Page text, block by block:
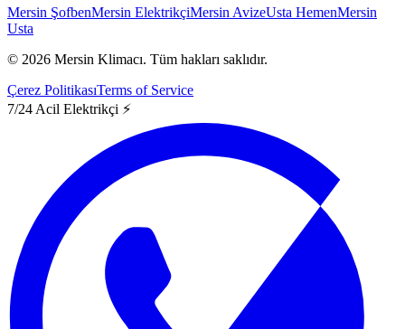
Mersin ŞofbenMersin ElektrikçiMersin AvizeUsta HemenMersin
Usta
© 2026 Mersin Klimacı. Tüm hakları saklıdır.
Çerez PolitikasıTerms of Service
7/24 Acil Elektrikçi ⚡